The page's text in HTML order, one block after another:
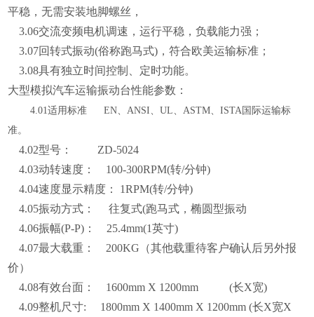
平稳，无需安装地脚螺丝，
3.06交流变频电机调速，运行平稳，负载能力强；
3.07回转式振动(俗称跑马式)，符合欧美运输标准；
3.08具有独立时间控制、定时功能。
大型模拟汽车运输振动台性能参数：
4.01适用标准 EN、ANSI、UL、ASTM、ISTA国际运输标
准。
4.02型号： ZD-5024
4.03动转速度： 100-300RPM(转/分钟)
4.04速度显示精度： 1RPM(转/分钟)
4.05振动方式： 往复式(跑马式，椭圆型振动
4.06振幅(P-P)： 25.4mm(1英寸)
4.07最大载重： 200KG（其他载重待客户确认后另外报
价）
4.08有效台面： 1600mm X 1200mm (长X宽)
4.09整机尺寸: 1800mm X 1400mm X 1200mm (长X宽X